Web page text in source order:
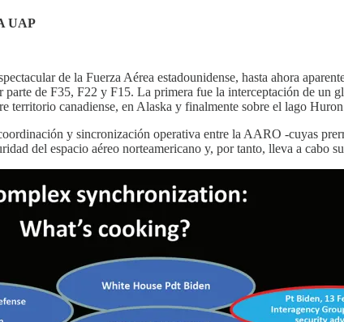
UAP
de la Fuerza Aérea estadounidense, hasta ahora
de F35, F22 y F15. La primera fue la interceptación de un
territorio canadiense, en Alaska y finalmente sobre el lago
y sincronización operativa entre la AARO -cuyas
del espacio aéreo norteamericano y, por tanto, lleva a cabo